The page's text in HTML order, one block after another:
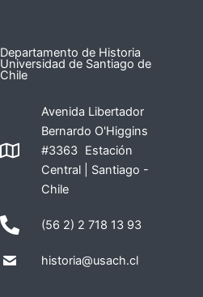
Departamento de Historia
Universidad de Santiago de
Chile
Avenida Libertador
Bernardo O'Higgins
#3363 Estación
Central | Santiago -
Chile
(56 2) 2 718 13 93
historia@usach.cl